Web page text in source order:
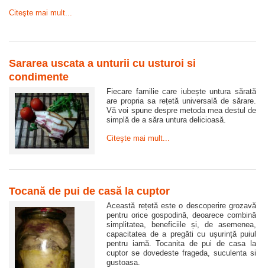
Citeşte mai mult...
Sararea uscata a unturii cu usturoi si
condimente
Fiecare familie care iubește untura sărată
are propria sa rețetă universală de sărare.
Vă voi spune despre metoda mea destul de
simplă de a săra untura delicioasă.
Citeşte mai mult...
Tocană de pui de casă la cuptor
Această rețetă este o descoperire grozavă
pentru orice gospodină, deoarece combină
simplitatea, beneficiile și, de asemenea,
capacitatea de a pregăti cu ușurință puiul
pentru iarnă. Tocanita de pui de casa la
cuptor se dovedeste frageda, suculenta si
gustoasa.